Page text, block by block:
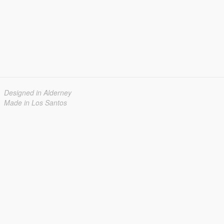
Designed in Alderney
Made in Los Santos